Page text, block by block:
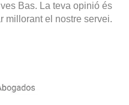
Bas. La teva opinió és
millorant el nostre servei.